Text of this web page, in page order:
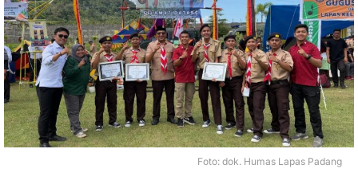
a
i
h
J
u
a
a
U
m
Foto: dok. Humas Lapas Padang